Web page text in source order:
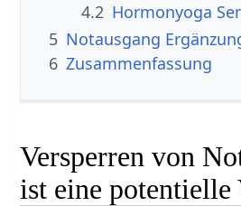
4.2 Hormonyoga
5
Notausgang‏‎
6 Zusammenfassung
Versperren von
ist eine potentielle